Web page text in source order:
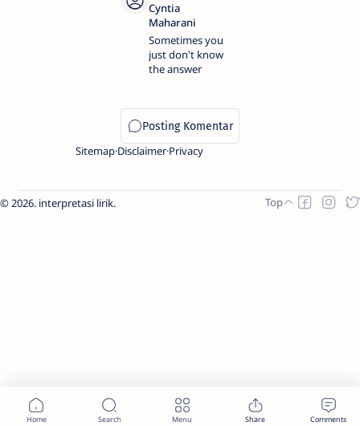
Sometimes you
just don't know
the answer
Sitemap Disclaimer Privacy
2026. interpretasi lirik.